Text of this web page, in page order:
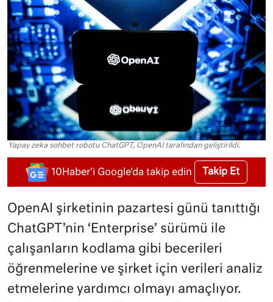
Yapay zeka sohbet robotu ChatGPT, OpenAI tarafından geliştirildi.
10Haber'i Google'da takip edin Takip Et
OpenAI şirketinin pazartesi günü tanıttığı
ChatGPT’nin ‘Enterprise’ sürümü ile
çalışanların kodlama gibi becerileri
öğrenmelerine ve şirket için verileri analiz
etmelerine yardımcı olmayı amaçlıyor.